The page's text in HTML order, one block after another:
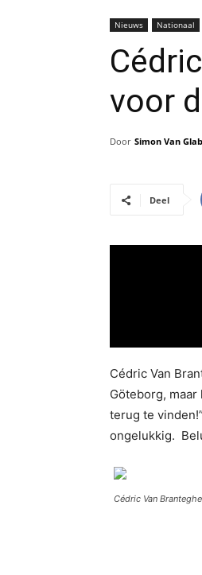
Nieuws Nationaal
voor
Door Simon Van
Deel
Cédric Van
Göteborg,
terug te
ongelukkig.
Cédric Van